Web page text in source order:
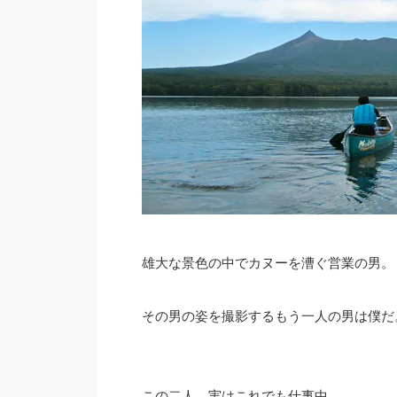
雄大な景色の中でカヌーを漕ぐ営業の男。
その男の姿を撮影するもう一人の男は僕だ